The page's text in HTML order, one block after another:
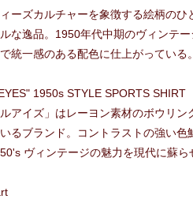
ーズカルチャーを象徴する絵柄の
な逸品。1950年代中期のヴィンテ
統一感のある配色に仕上がっている。
1950s STYLE SPORTS SHIRT
ルアイズ」はレーヨン素材のボウリ
るブランド。コントラストの強い
ヴィンテージの魅力を現代に蘇ら